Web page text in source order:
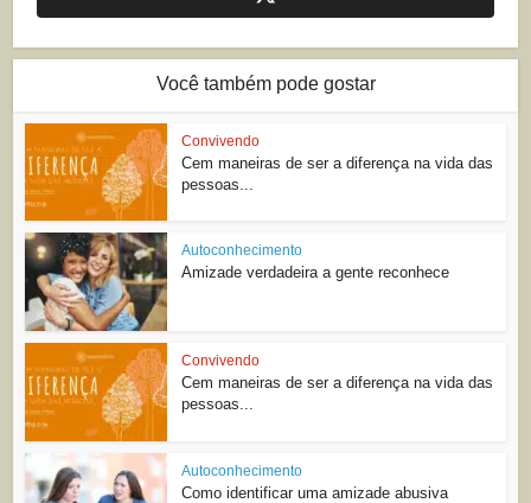
Você também pode gostar
Convivendo
Cem maneiras de ser a diferença na vida das
pessoas...
Autoconhecimento
Amizade verdadeira a gente reconhece
Convivendo
Cem maneiras de ser a diferença na vida das
pessoas...
Autoconhecimento
Como identificar uma amizade abusiva